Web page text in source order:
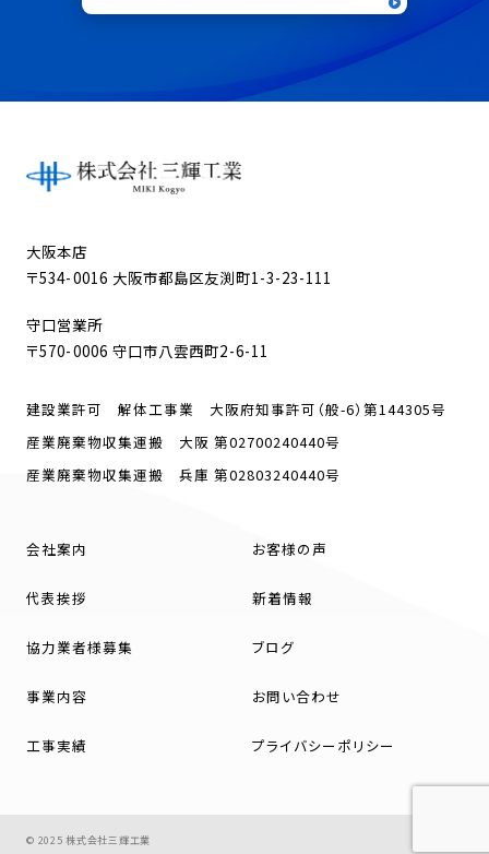
大阪本店
〒534-0016 大阪市都島区友渕町1-3-23-111
守口営業所
〒570-0006 守口市八雲西町2-6-11
建設業許可 解体工事業 大阪府知事許可（般-6）第144305号
産業廃棄物収集運搬 大阪 第02700240440号
産業廃棄物収集運搬 兵庫 第02803240440号
会社案内
代表挨拶
協力業者様募集
事業内容
工事実績
お客様の声
新着情報
ブログ
お問い合わせ
プライバシーポリシー
© 2025 株式会社三輝工業